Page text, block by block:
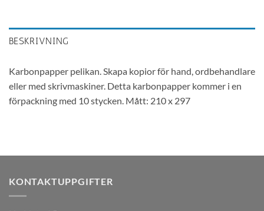
BESKRIVNING
Karbonpapper pelikan. Skapa kopior för hand, ordbehandlare
eller med skrivmaskiner. Detta karbonpapper kommer i en
förpackning med 10 stycken. Mått: 210 x 297
KONTAKTUPPGIFTER